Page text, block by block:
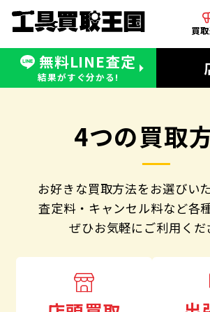
買
無料LINE査定
結果がすぐ分かる!
無料LINE査定
受付：11:00〜19:00 木曜定休日 営業
4つの買取
お好きな買取方法をお選びい
査定料・キャンセル料など各
ぜひお気軽にご利用くだ